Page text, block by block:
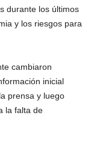
durante los últimos
y los riesgos para
cambiaron
inicial
prensa y luego
la falta de